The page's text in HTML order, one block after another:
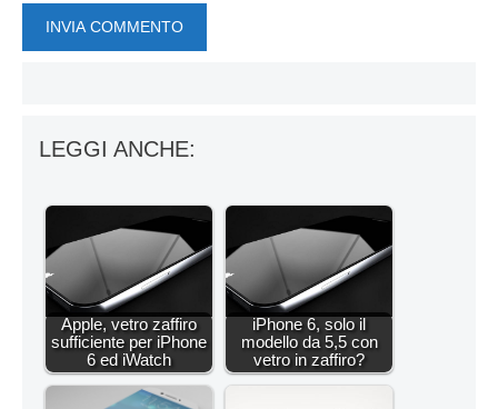
LEGGI ANCHE:
Apple, vetro zaffiro
sufficiente per iPhone
6 ed iWatch
iPhone 6, solo il
modello da 5,5 con
vetro in zaffiro?